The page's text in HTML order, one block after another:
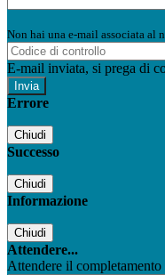
Non hai una e-mail associata al
E-mail inviata, si prega di
Errore
Chiudi
Successo
Chiudi
Informazione
Chiudi
Attendere...
Attendere il